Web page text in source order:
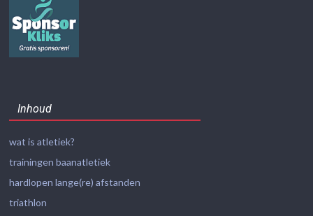
Inhoud
wat is atletiek?
trainingen baanatletiek
hardlopen lange(re) afstanden
triathlon